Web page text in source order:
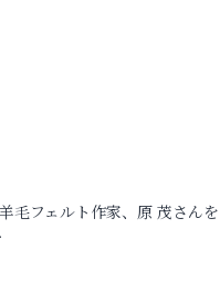
毛フェルト作家、原 茂さん